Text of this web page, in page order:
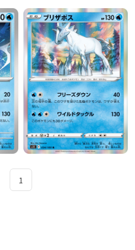
0 件選択中
1